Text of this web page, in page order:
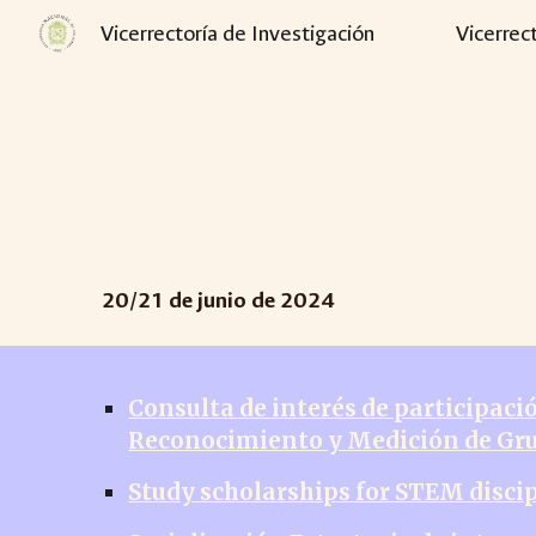
Vicerrectoría de Investigación
20/21 de junio de 2024
Consulta de interés de
Reconocimiento y Medición de
Study scholarships for STEM